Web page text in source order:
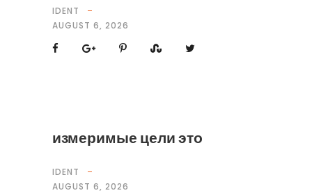
IDENT
AUGUST 6, 2026
измеримые цели это
IDENT
AUGUST 6, 2026